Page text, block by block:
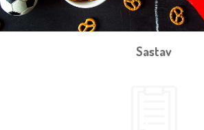
Sastav